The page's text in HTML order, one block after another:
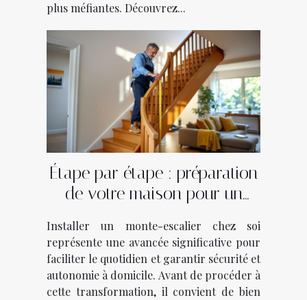
plus méfiantes. Découvrez...
Étape par étape : préparation
de votre maison pour un
Installer un monte-escalier chez soi
représente une avancée significative pour
faciliter le quotidien et garantir sécurité et
autonomie à domicile. Avant de procéder à
cette transformation, il convient de bien